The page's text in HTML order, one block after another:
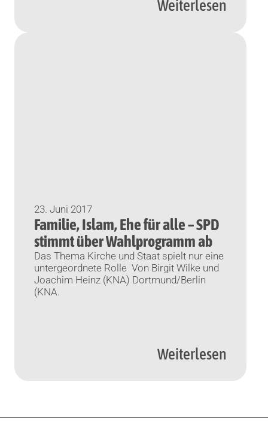
1950 nach Deutschland eingewandert sind,
Weiterlesen
23. Juni 2017
Familie, Islam, Ehe für alle – SPD
stimmt über Wahlprogramm ab
Das Thema Kirche und Staat spielt nur eine
untergeordnete Rolle Von Birgit Wilke und
Joachim Heinz (KNA) Dortmund/Berlin
(KNA.
Weiterlesen